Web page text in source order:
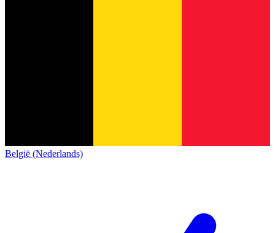
België (Nederlands)